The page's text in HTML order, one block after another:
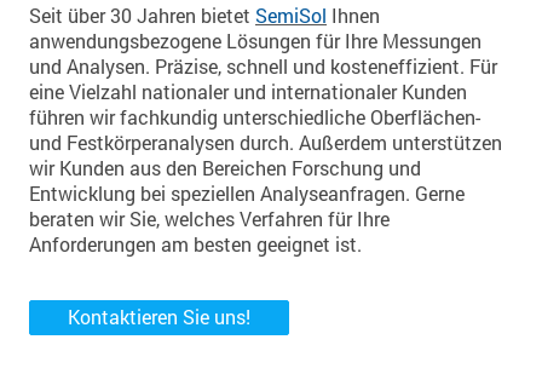
Seit über 30 Jahren bietet SemiSol Ihnen
anwendungsbezogene Lösungen für Ihre Messungen
und Analysen. Präzise, schnell und kosteneffizient. Für
eine Vielzahl nationaler und internationaler Kunden
führen wir fachkundig unterschiedliche Oberflächen-
und Festkörperanalysen durch. Außerdem unterstützen
wir Kunden aus den Bereichen Forschung und
Entwicklung bei speziellen Analyseanfragen. Gerne
beraten wir Sie, welches Verfahren für Ihre
Anforderungen am besten geeignet ist.
Kontaktieren Sie uns!